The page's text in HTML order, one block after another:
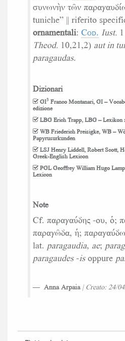
συνωνὴν τῶν
tuniche” ‖ riferito
ornamentali: Cod. Iust.
Theod. 10,21,2) aut in
paragaudas.
Dizionari
GI3 Franco Montanari, GI –
edizione
LBG Erich Trapp, LBG – Lexikon
WB Friederich Preisigke, WB –
Papyrusurkunden
LSJ Henry Liddell, Robert Scott,
Greek-English Lexicon
PGLGeoffrey William Hugo
Lexicon
Note
Cf. παραγαύδης -ου, ὁ;
παραγῶδα, ἡ;
lat. paragaudia, ae;
paragaudes-isoppure
Anna Arpaia | Creato: 24/